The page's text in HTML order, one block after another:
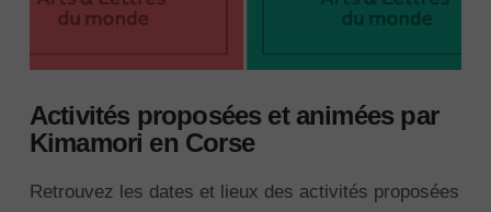
Activités proposées et animées par
Kimamori en Corse
Retrouvez les dates et lieux des activités proposées